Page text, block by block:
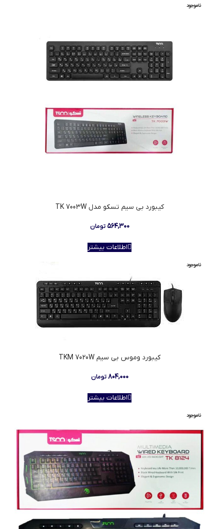
ناموجود
کیبورد بی سیم تسکو مدل TK 7003W
۵۶۴,۳۰۰ تومان
اطلاعات بیشتر
ناموجود
کیبورد وموس بی سیم TKM 7020W
۸۰۴,۰۰۰ تومان
اطلاعات بیشتر
ناموجود